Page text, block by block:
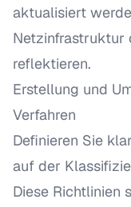
aktualisiert
Netzinfrastruktur
reflektieren.
Erstellung und
Verfahren
Definieren Sie
auf der
Diese Richtlinien